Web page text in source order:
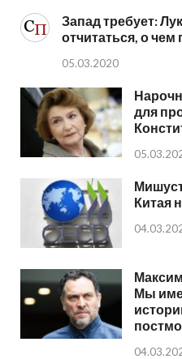
Запад требует:
отчитаться, о
05.03.2020
для
Китая
Мы